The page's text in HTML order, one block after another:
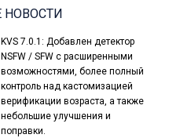
НОВОСТИ
KVS 7.0.1: Добавлен детектор
NSFW / SFW с расширенными
возможностями, более полный
контроль над кастомизацией
верификации возраста, а также
небольшие улучшения и
поправки.